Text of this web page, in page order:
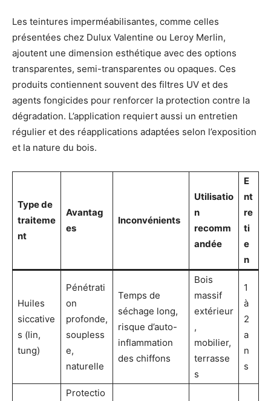
Les teintures imperméabilisantes, comme celles
présentées chez Dulux Valentine ou Leroy Merlin,
ajoutent une dimension esthétique avec des options
transparentes, semi-transparentes ou opaques. Ces
produits contiennent souvent des filtres UV et des
agents fongicides pour renforcer la protection contre la
dégradation. L’application requiert aussi un entretien
régulier et des réapplications adaptées selon l’exposition
et la nature du bois.
Type de
traiteme
nt
Avantag
es
Inconvénients
Utilisatio
n
recomm
andée
E
nt
re
ti
e
n
Huiles
siccative
s (lin,
tung)
Pénétrati
on
profonde,
soupless
e,
naturelle
Temps de
séchage long,
risque d’auto-
inflammation
des chiffons
Bois
massif
extérieur
,
mobilier,
terrasse
s
1
à
2
a
n
s
Protectio